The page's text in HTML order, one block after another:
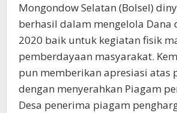
Mongondow Selatan (Bolsel)
berhasil dalam mengelola Dana
2020 baik untuk kegiatan fisik
pemberdayaan masyarakat.
pun memberikan apresiasi atas
dengan menyerahkan Piagam
Desa penerima piagam